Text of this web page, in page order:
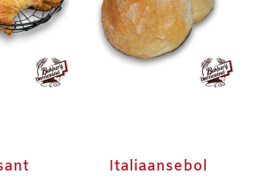
Italiaansebol